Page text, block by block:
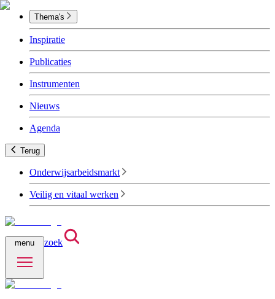
Thema's
Inspiratie
Publicaties
Instrumenten
Nieuws
Agenda
Terug
Onderwijsarbeidsmarkt
Veilig en vitaal werken
menu zoek